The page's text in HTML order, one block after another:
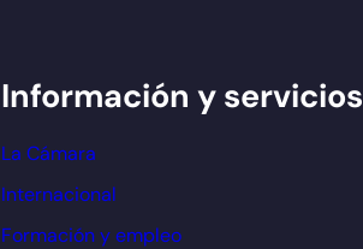
Información y servicios
La Cámara
Internacional
Formación y empleo